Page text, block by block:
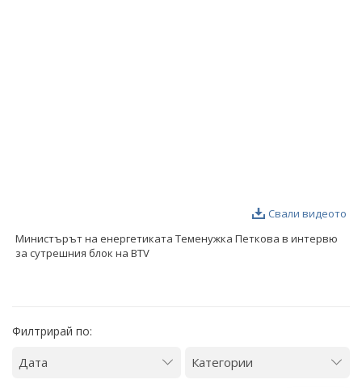
Свали видеото
Министърът на енергетиката Теменужка Петкова в интервю
за сутрешния блок на BTV
Филтрирай по: